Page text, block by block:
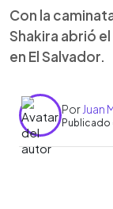
Con la
Shakira abrió
en El Salvador.
Por Juan
Publicado